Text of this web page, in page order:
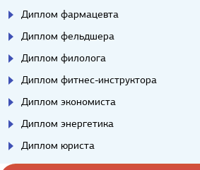
Диплом фармацевта
Диплом фельдшера
Диплом филолога
Диплом фитнес-инструктора
Диплом экономиста
Диплом энергетика
Диплом юриста